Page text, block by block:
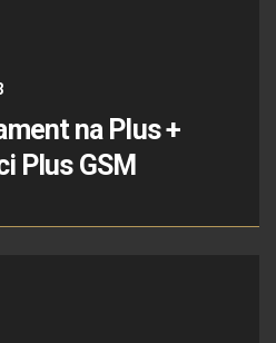
na Plus +
Plus GSM